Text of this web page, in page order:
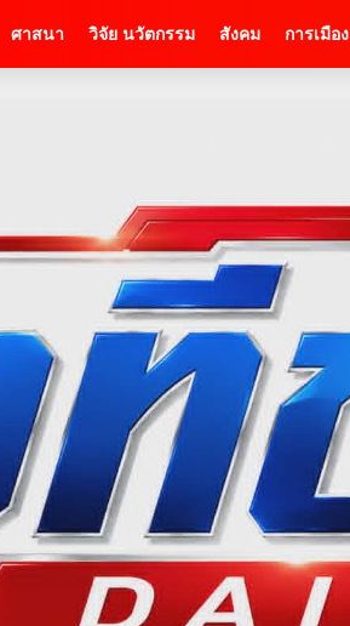
ศาสนา วิจัย นวัตกรรม สังคม การเมือง